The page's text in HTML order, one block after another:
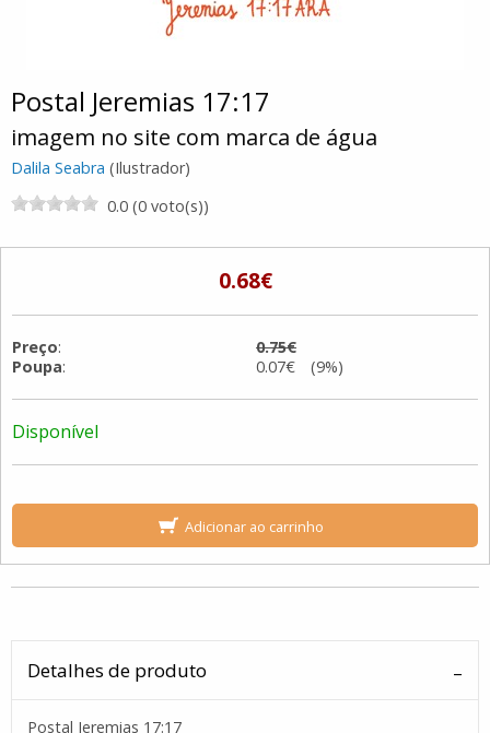
Postal Jeremias 17:17
imagem no site com marca de água
Dalila Seabra (Ilustrador)
0.0 (0 voto(s))
0.68€
Preço:
0.75€
Poupa: 0.07€ (9%)
Disponível
Adicionar ao carrinho
Detalhes de produto
Postal Jeremias 17:17